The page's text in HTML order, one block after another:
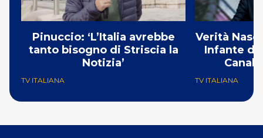
Pinuccio: ‘L’Italia avrebbe
tanto bisogno di Striscia la
Notizia’
TV ITALIANA
Verità
Infante
TV ITALIANA